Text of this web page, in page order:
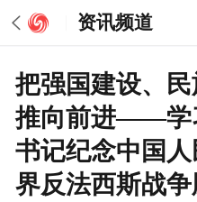
资讯频道
把强国建设、
推向前进——学
书记纪念中国
界反法西斯战争